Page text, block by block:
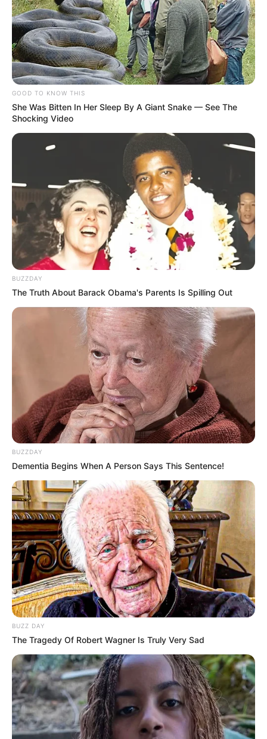
GOOD TO KNOW THIS
She Was Bitten In Her Sleep By A Giant Snake — See The
Shocking Video
BUZZDAY
The Truth About Barack Obama's Parents Is Spilling Out
BUZZDAY
Dementia Begins When A Person Says This Sentence!
BUZZ DAY
The Tragedy Of Robert Wagner Is Truly Very Sad